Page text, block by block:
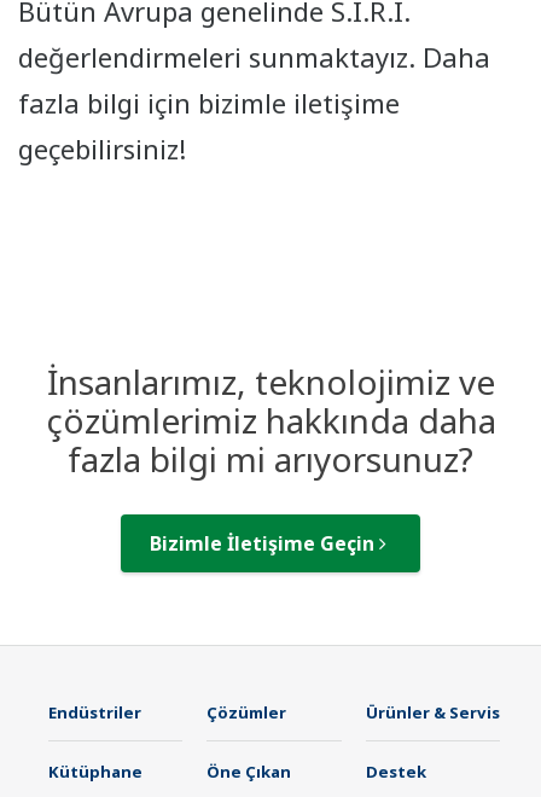
Bütün Avrupa genelinde S.I.R.I.
değerlendirmeleri sunmaktayız. Daha
fazla bilgi için bizimle iletişime
geçebilirsiniz!
İnsanlarımız, teknolojimiz ve
çözümlerimiz hakkında daha
fazla bilgi mi arıyorsunuz?
Bizimle İletişime Geçin
Endüstriler Çözümler Ürünler & Servis
Kütüphane
Öne Çıkan
Destek